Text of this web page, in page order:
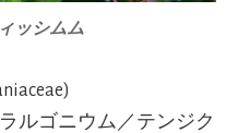
ッシムム
)
ルゴニウム／テンジク